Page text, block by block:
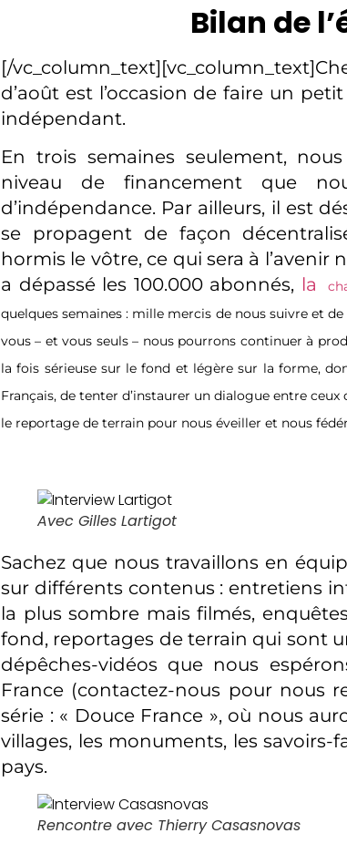
Bilan de
[/
d’août est l’occasion de faire un
indépendant.
En trois semaines seulement,
niveau de financement que
d’indépendance. Par ailleurs, il est
se propagent de façon
hormis le vôtre, ce qui sera à l’avenir
a dépassé les 100.000 abonnés, la
quelques semaines : mille mercis de nous suivre et
vous – et vous seuls – nous pourrons continuer à
la fois sérieuse sur le fond et légère sur la forme,
Français, de tenter d’instaurer un dialogue entre
le reportage de terrain pour nous éveiller et nous
Avec Gilles Lartigot
Sachez que nous travaillons en
sur différents contenus : entretiens
la plus sombre mais filmés,
fond, reportages de terrain qui sont
dépêches-vidéos que nous
France (contactez-nous pour nous
série : « Douce France », où nous
villages, les monuments, les
pays.
Rencontre avec Thierry Casasnovas